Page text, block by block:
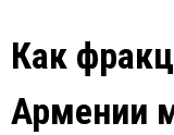
Как
Армении